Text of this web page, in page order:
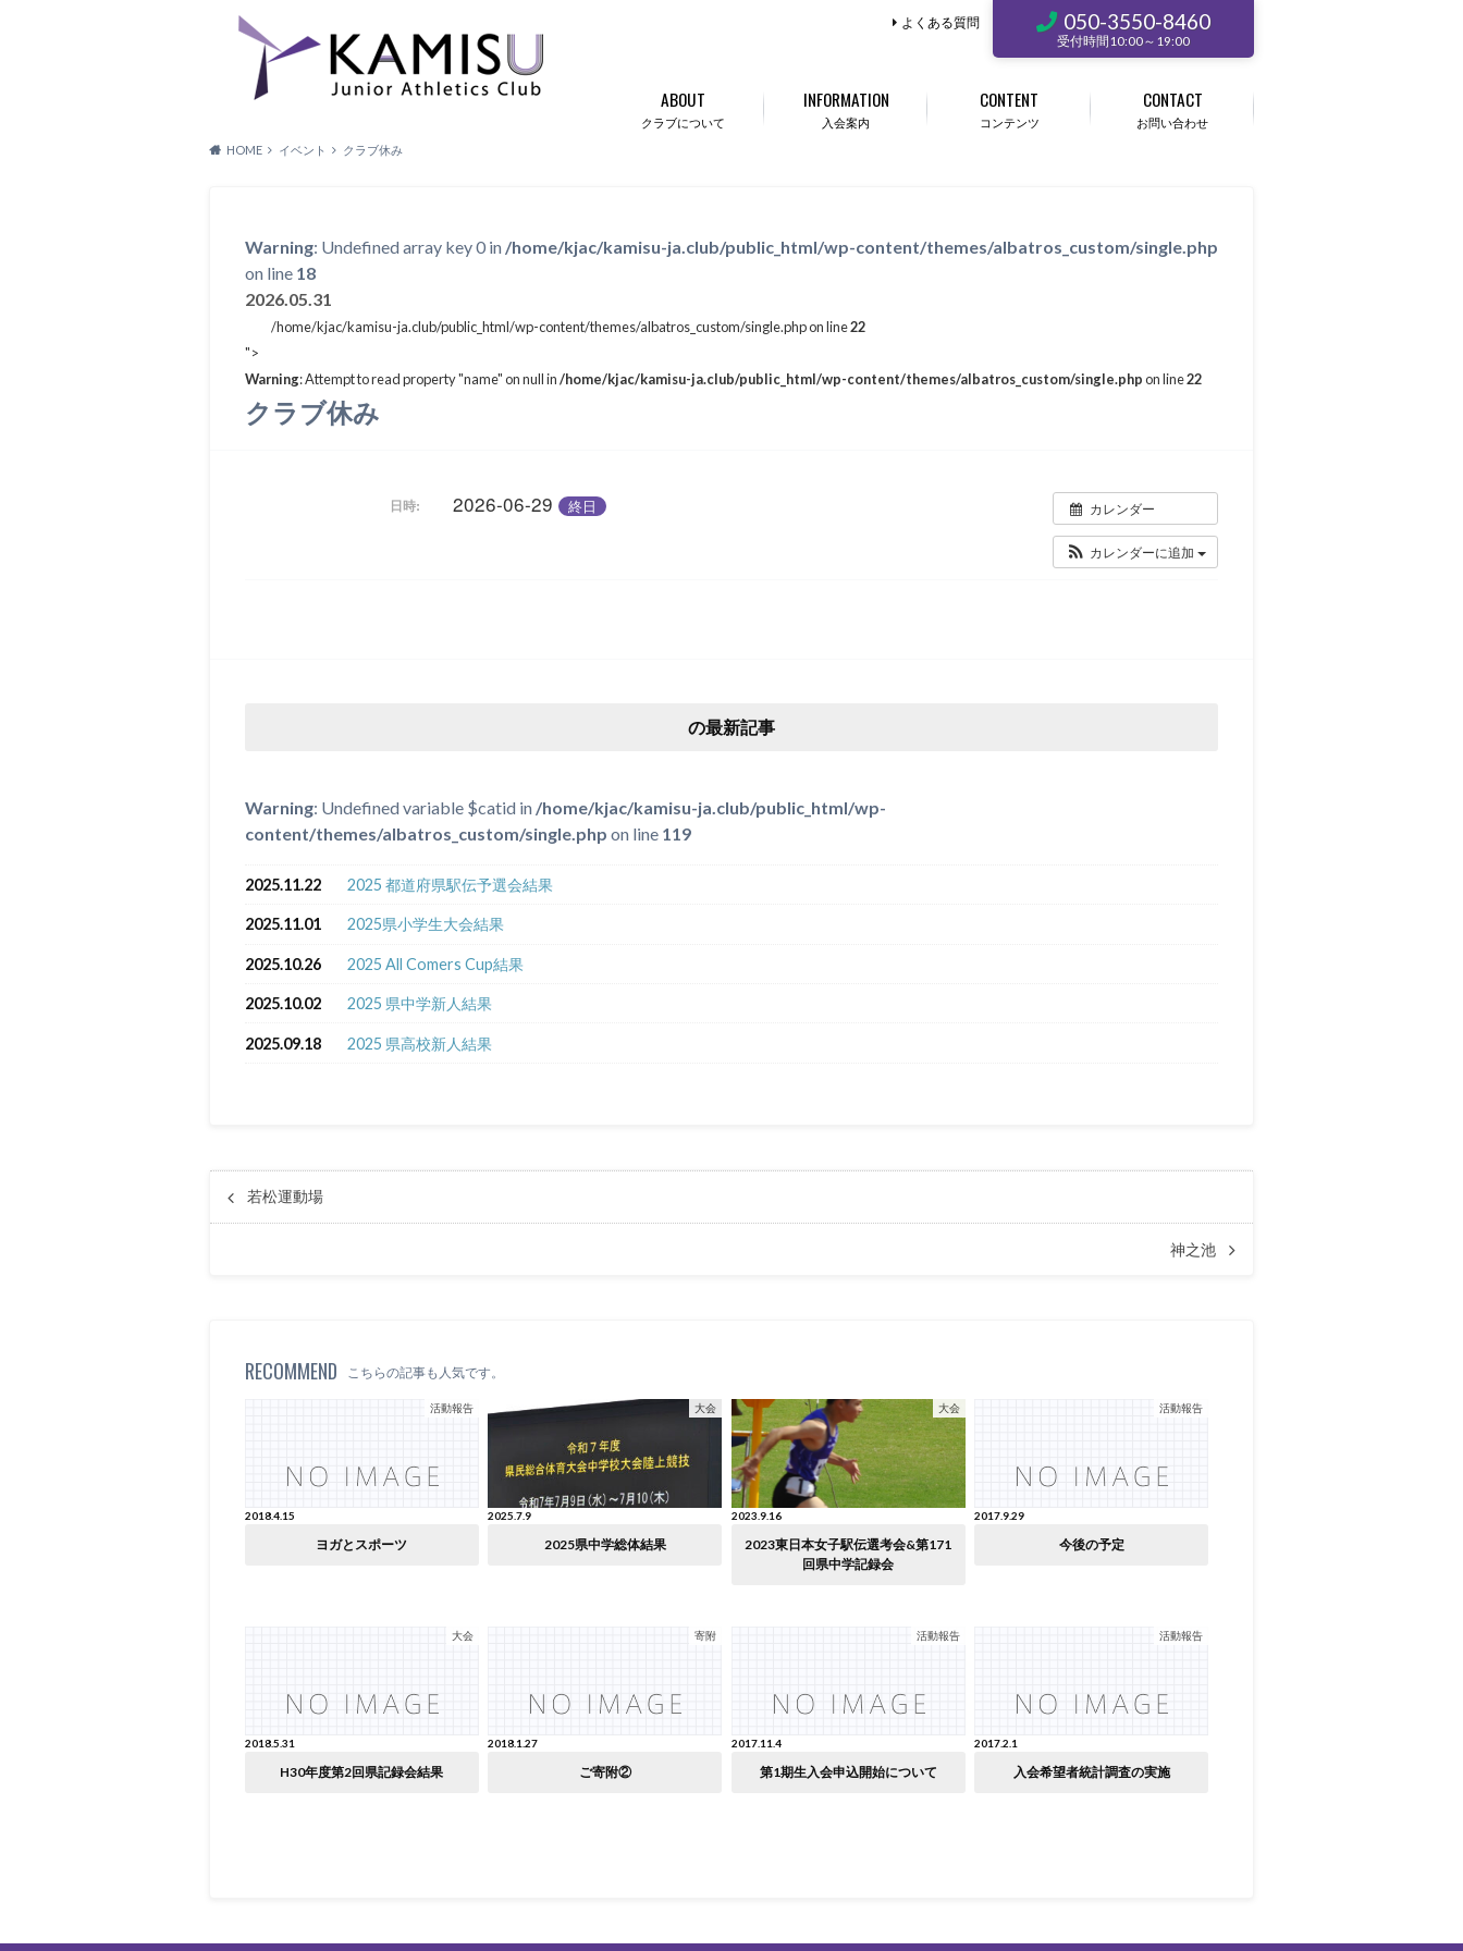
050-3550-8460
受付時間10:00～19:00
よくある質問
クラブについて
ABOUT
入会案内
INFORMATION
コンテンツ
CONTENT
お問い合わせ
CONTACT
HOME イベント クラブ休み
Warning: Undefined array key 0 in /home/kjac/kamisu-ja.club/public_html/wp-content/themes/albatros_custom/single.php
on line 18
2026.05.31
/home/kjac/kamisu-ja.club/public_html/wp-content/themes/albatros_custom/single.php on line22
">
Warning: Attempt to read property "name" on null in /home/kjac/kamisu-ja.club/public_html/wp-content/themes/albatros_custom/single.phpon line22
クラブ休み
カレンダー
カレンダーに追加
日時: 2026-06-29 終日
の最新記事
Warning: Undefined variable $catid in /home/kjac/kamisu-ja.club/public_html/wp-
content/themes/albatros_custom/single.php on line 119
2025.11.22 2025 都道府県駅伝予選会結果
2025.11.01 2025県小学生大会結果
2025.10.26 2025 All Comers Cup結果
2025.10.02 2025 県中学新人結果
2025.09.18 2025 県高校新人結果
若松運動場
神之池
RECOMMEND こちらの記事も人気です。
活動報告
2018.4.15
ヨガとスポーツ
大会
2025.7.9
2025県中学総体結果
大会
2023.9.16
2023東日本女子駅伝選考会&第171
回県中学記録会
活動報告
2017.9.29
今後の予定
大会
2018.5.31
H30年度第2回県記録会結果
寄附
2018.1.27
ご寄附②
活動報告
2017.11.4
第1期生入会申込開始について
活動報告
2017.2.1
入会希望者統計調査の実施